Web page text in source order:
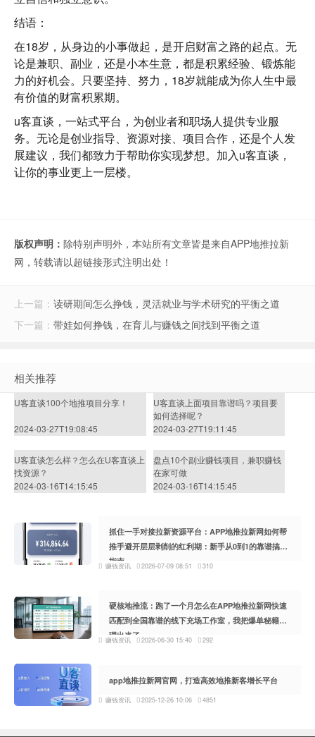
结语：
在18岁，从身边的小事做起，是开启财富之路的起点。无
论是兼职、副业，还是小本生意，都是积累经验、锻炼能
力的好机会。只要坚持、努力，18岁就能成为你人生中最
有价值的财富积累期。
u客直谈 ，一站式平台，为创业者和职场人提供专业服
务。无论是创业指导、资源对接、项目合作，还是个人发
展建议，我们都致力于帮助你实现梦想。加入u客直谈，
让你的事业更上一层楼。
版权声明： 除特别声明外，本站所有文章皆是来自APP地推拉新
网，转载请以超链接形式注明出处！
上一篇： 读研期间怎么挣钱，灵活就业与学术研究的平衡之道
下一篇： 带娃如何挣钱，在育儿与赚钱之间找到平衡之道
相关推荐
U客直谈100个地推项目分享！
2024-03-27T19:08:45
U客直谈上面项目靠谱吗？项目要
如何选择呢？
2024-03-27T19:11:45
U客直谈怎么样？怎么在U客直谈上
找资源？
2024-03-16T14:15:45
盘点10个副业赚钱项目，兼职赚钱
在家可做
2024-03-16T14:15:45
抓住一手对接拉新资源平台：APP地推拉新网如何帮
推手避开层层剥削的红利期：新手从0到1的靠谱搞钱
指南
赚钱资讯 2026-07-09 08:51 310
硬核地推流：跑了一个月怎么在APP地推拉新网快速
匹配到全国靠谱的线下充场工作室，我把爆单秘籍整
理出来了
赚钱资讯 2026-06-30 15:40 292
app地推拉新网官网，打造高效地推新客增长平台
赚钱资讯 2025-12-26 10:06 4851